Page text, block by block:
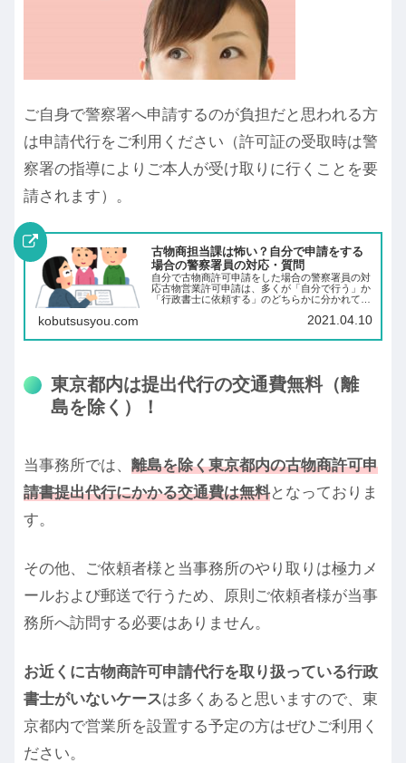
ご自身で警察署へ申請するのが負担だと思われる方
は申請代行をご利用ください（許可証の受取時は警
察署の指導によりご本人が受け取りに行くことを要
請されます）。
古物商担当課は怖い？自分で申請をする
場合の警察署員の対応・質問
自分で古物商許可申請をした場合の警察署員の対
応古物営業許可申請は、多くが「自分で行う」か
「行政書士に依頼する」のどちらかに分かれてい
し、時間も掛かるから行政書士に任せてしまいた
kobutsusyou.com 2021.04.10
東京都内は提出代行の交通費無料（離
島を除く）！
当事務所では、 離島を除く東京都内の古物商許可申
請書提出代行にかかる交通費は無料となっておりま
す。
その他、ご依頼者様と当事務所のやり取りは極力メ
ールおよび郵送で行うため、原則ご依頼者様が当事
務所へ訪問する必要はありません。
お近くに古物商許可申請代行を取り扱っている行政
書士がいないケースは多くあると思いますので、東
京都内で営業所を設置する予定の方はぜひご利用く
ださい。